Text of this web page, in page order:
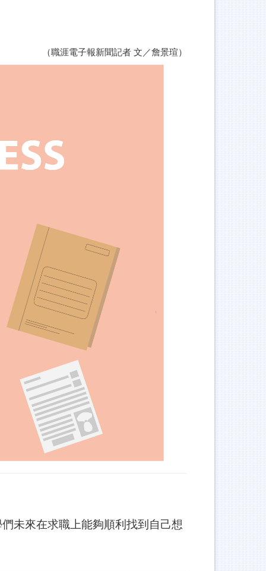
（職涯電子報新聞記者 文／詹景瑄）
未來在求職上能夠順利找到自己想